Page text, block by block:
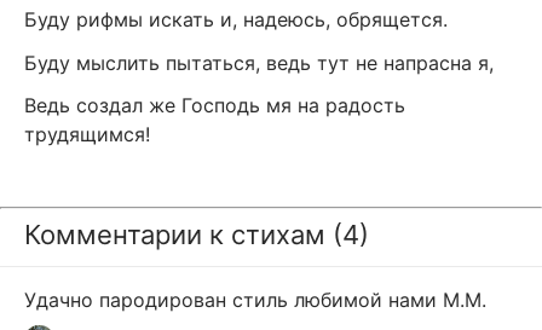
Буду рифмы искать и, надеюсь, обрящется.
Буду мыслить пытаться, ведь тут не напрасна я,
Ведь создал же Господь мя на радость
трудящимся!
Комментарии к стихам (4)
Удачно пародирован стиль любимой нами М.М.